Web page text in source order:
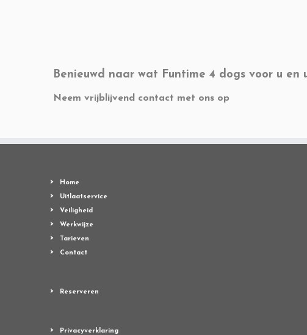
Benieuwd naar wat Funtime 4 dogs voor u en
Neem vrijblijvend contact met ons op
Home
Uitlaatservice
Veiligheid
Werkwijze
Tarieven
Contact
Reserveren
Privacyverklaring